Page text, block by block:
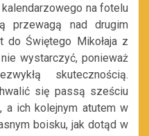
na fotelu
przewagą nad drugim
do Świętego Mikołaja z
wystarczyć, ponieważ
skutecznością.
się passą sześciu
a ich kolejnym atutem w
boisku, jak dotąd w